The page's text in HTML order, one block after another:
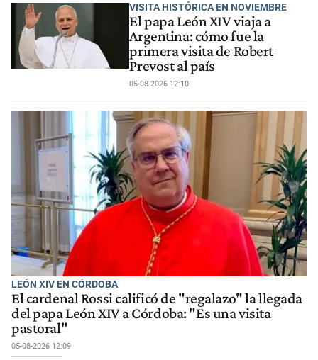
VISITA HISTÓRICA EN NOVIEMBRE
El papa León XIV viaja a
Argentina: cómo fue la
primera visita de Robert
Prevost al país
05-08-2026 12:10
LEÓN XIV EN CÓRDOBA
El cardenal Rossi calificó de "regalazo" la llegada
del papa León XIV a Córdoba: "Es una visita
pastoral"
05-08-2026 12:09